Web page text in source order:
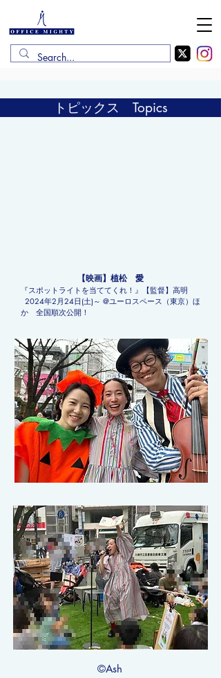
植松 愛
AI UEMATSU
出身地 東京都
特 技 着付け
趣 味 キャンプ、絵画、茶道
資 格 介護ヘルパー2級
トピックス Topics
【映画】植松 愛
『スポットライトを当ててくれ！』【監督】高明
2024年2月24日(土)～ @ユーロスペース（東京）ほ
か
全国順次公開！
​©Ash